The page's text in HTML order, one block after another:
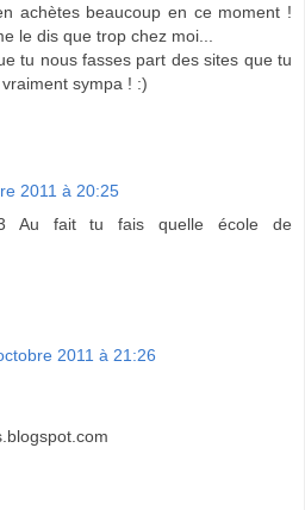
achètes beaucoup en ce moment !
le dis que trop chez moi...
tu nous fasses part des sites que tu
sympa ! :)
2011 à 20:25
Au fait tu fais quelle école de
2011 à 21:26